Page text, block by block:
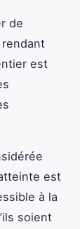
de
est
est
à la
soient